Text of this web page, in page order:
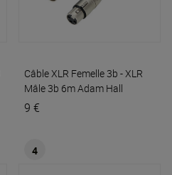
Câble XLR Femelle 3b - XLR
Mâle 3b 6mAdam Hall
9 €
4